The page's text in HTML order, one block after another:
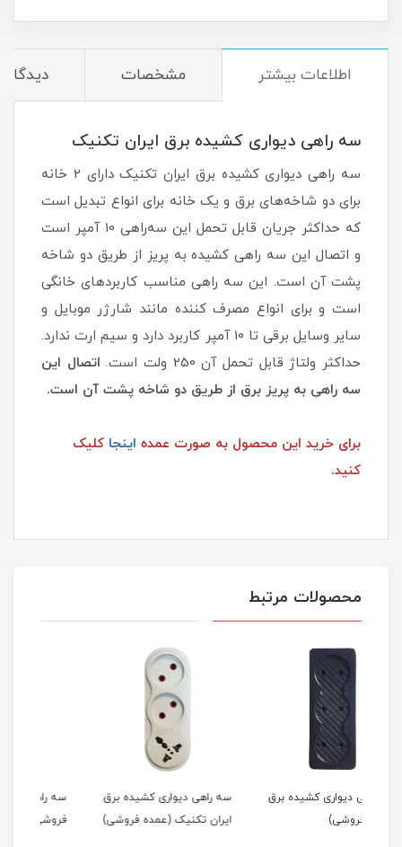
اطلاعات بیشتر مشخصات
سه راهی دیواری کشیده برق ایران تکنیک
سه راهی دیواری کشیده برق ایران تکنیک دارای 2 خانه
برای دو شاخه‌های برق و یک خانه برای انواع تبدیل است
که حداکثر جریان قابل تحمل این سه‌راهی 10 آمپر است
و اتصال این سه راهی کشیده به پریز از طریق دو شاخه
پشت آن است. این سه راهی مناسب کاربردهای خانگی
است و برای انواع مصرف کننده مانند شارژر موبایل و
سایر وسایل برقی تا 10 آمپر کاربرد دارد و سیم ارت ندارد.
حداکثر ولتاژ قابل تحمل آن 250 ولت است.
اتصال این
سه راهی به پریز برق از طریق دو شاخه پشت آن است.
برای خرید این محصول به صورت عمده اینجا کلیک
کنید.
محصولات مرتبط
سه راهی دیواری کشیده برق
ایران تکنیک (عمده فروشی)
سه راهی برق تهران (عمده
فروشی)